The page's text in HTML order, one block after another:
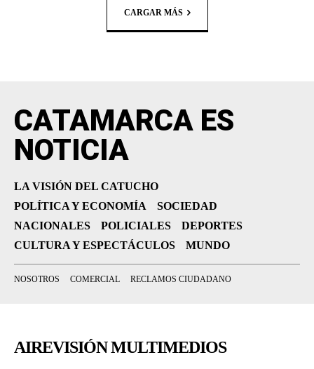
CARGAR MÁS
CATAMARCA ES
NOTICIA
LA VISIÓN DEL CATUCHO
POLÍTICA Y ECONOMÍA
SOCIEDAD
NACIONALES
POLICIALES
DEPORTES
CULTURA Y ESPECTÁCULOS
MUNDO
NOSOTROS COMERCIAL RECLAMOS CIUDADANO
AIREVISIÓN MULTIMEDIOS